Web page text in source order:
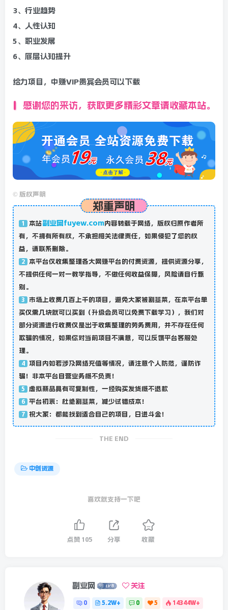
3、行业趋势
4、人性认知
5、职业发展
6、底层认知提升
给力项目，中赚VIP贵宾会员可以下载
感谢您的来访，获取更多精彩文章请收藏本站。
© 版权声明
郑重声明
1 本站副业网fuyew.com内容转载于网络，版权归原作者所
有，不拥有所有权，不承担相关法律责任，如果侵犯了您的权
益，请联系删除。
2
本平台仅收集整理各大网赚平台的付费资源，提供资源分享，
不提供任何一对一教学指导，不做任何收益保障，风险请自行甄
别。
3
市场上收费几百上千的项目，避免大家被割韭菜，在本平台单
买仅需几块就可以买到（升级会员可以免费下载学习），我们对
部分资源进行收费仅是出于收集整理的劳务费用，并不存在任何
欺骗的情况，如果你对当前项目不满意，可以反馈平台客服处
理。
4
项目内如若涉及网络充值等情况，请注意个人防范，谨防诈
骗！非本平台自营业务概不负责！
5 虚拟商品具有可复制性，一经购买发货概不退款
6 平台初衷：杜绝割韭菜，减少试错成本！
7 祝大家：都能找到适合自己的项目，日进斗金！
THE END
中创资源
喜欢就支持一下吧
点赞 105 分享 收藏
副业网 关注
0 5.2W+ 0 5 14344W+